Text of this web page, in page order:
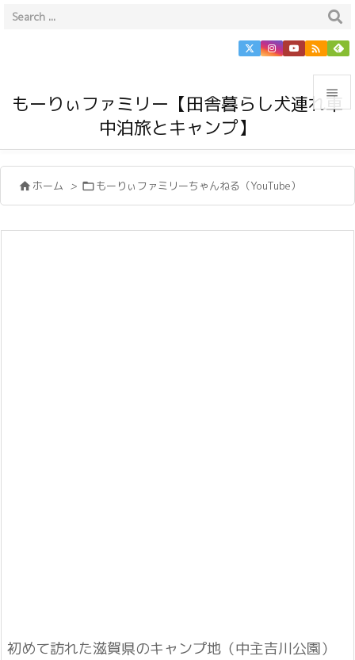
もーりぃファミリー【田舎暮らし犬連れ車
中泊旅とキャンプ】



前へ

 ホーム > もーりぃファミリーちゃんねる（YouTube）
初めて訪れた滋賀県のキャンプ地（中主吉川公園）